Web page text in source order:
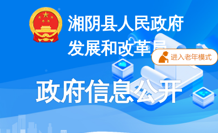
湘阴县人民政府
发展和改革局
政府信息公开